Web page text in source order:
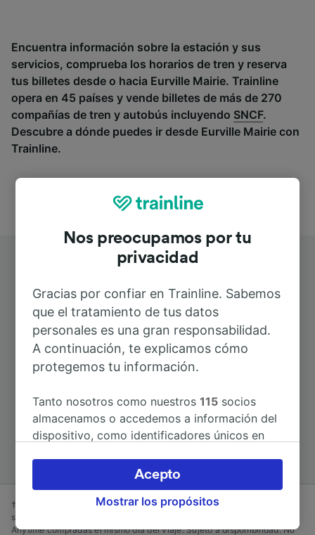
Encuentra información sobre la estación y sus
servicios, comprueba los horarios de tren y reserva
tus billetes desde o hacia Eurville Mairie. Trainline
opera en 45 países y vende billetes de más de 270
compañías de tren y autobús incluyendo SNCF.
Descubre a dónde puedes ir desde Eurville Mairie con
Trainline.
Rutas más populares desde Eurville
Mairie
Duración
† Ahorro promedio en las tarifas advance reservadas al menos una
semana antes del día del viaje en comparación con a las tarifas
Anytime compradas el mismo día del viaje. Sujeto a disponibilidad. No
Nos preocupamos por tu
privacidad
Gracias por confiar en Trainline. Sabemos
que el tratamiento de tus datos
personales es una gran responsabilidad.
A continuación, te explicamos cómo
protegemos tu información.
Tanto nosotros como nuestros115 socios
almacenamos o accedemos a información del
dispositivo, como identificadores únicos en
Puedes aceptar o administrar tus preferencias
haciendo clic abajo, incluido el derecho de
oposición en función de tu interés legítimo o,
Mostrar los propósitos
Acepto